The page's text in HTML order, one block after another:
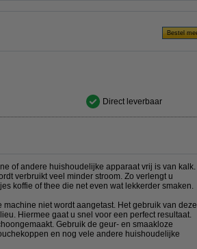
Direct leverbaar
of andere huishoudelijke apparaat vrij is van kalk.
verbruikt veel minder stroom. Zo verlengt u
koffie of thee die net even wat lekkerder smaken.
niet wordt aangetast. Het gebruik van deze
Hiermee gaat u snel voor een perfect resultaat.
Gebruik de geur- en smaakloze
en nog vele andere huishoudelijke